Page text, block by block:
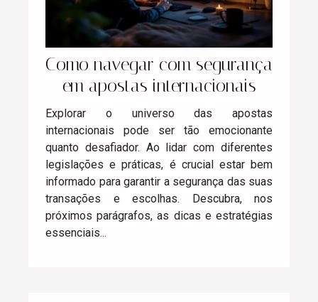
Como navegar com segurança
em apostas internacionais
Explorar o universo das apostas
internacionais pode ser tão emocionante
quanto desafiador. Ao lidar com diferentes
legislações e práticas, é crucial estar bem
informado para garantir a segurança das suas
transações e escolhas. Descubra, nos
próximos parágrafos, as dicas e estratégias
essenciais...